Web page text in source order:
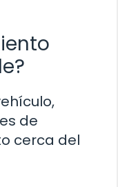
de
cerca del